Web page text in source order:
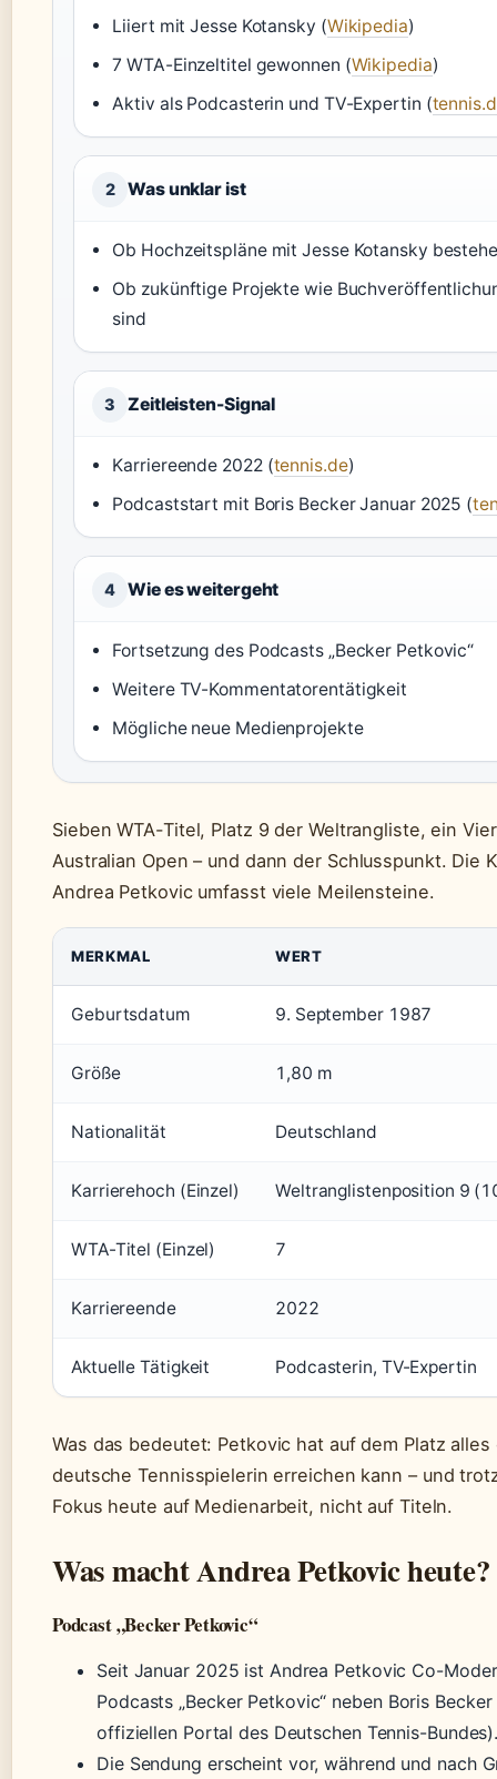
Liiert mit Jesse Kotansky (Wikipedia)
7 WTA-Einzeltitel gewonnen (Wikipedia)
Aktiv als Podcasterin und TV-Expertin (
2 Was unklar ist
Ob Hochzeitspläne mit Jesse Kotansky
Ob zukünftige Projekte wie
sind
3 Zeitleisten-Signal
Karriereende 2022 (tennis.de)
Podcaststart mit Boris Becker Januar 2025 (
4 Wie es weitergeht
Fortsetzung des Podcasts „Becker Petkovic“
Weitere TV-Kommentatorentätigkeit
Mögliche neue Medienprojekte
Sieben WTA-Titel, Platz 9 der Weltrangliste, ein
Australian Open – und dann der Schlusspunkt. Die
Andrea Petkovic umfasst viele Meilensteine.
MERKMAL WERT
Geburtsdatum 9. September 1987
Größe 1,80 m
Nationalität Deutschland
Karrierehoch (Einzel) Weltranglistenposition 9
WTA-Titel (Einzel) 7
Karriereende 2022
Aktuelle Tätigkeit Podcasterin, TV-Expertin
Was das bedeutet: Petkovic hat auf dem Platz
deutsche Tennisspielerin erreichen kann – und
Fokus heute auf Medienarbeit, nicht auf Titeln.
Was macht Andrea Petkovic heute?
Podcast „Becker Petkovic“
Seit Januar 2025 ist Andrea Petkovic Co-
Podcasts „Becker Petkovic“ neben Boris
offiziellen Portal des Deutschen Tennis-
Die Sendung erscheint vor, während und nach